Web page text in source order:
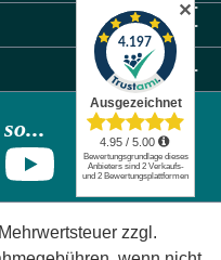
zzgl.
✕